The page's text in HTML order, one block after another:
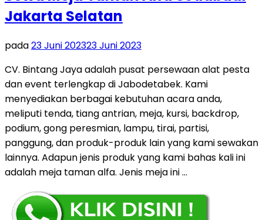
Jakarta Selatan
pada23 Juni 202323 Juni 2023
CV. Bintang Jaya adalah pusat persewaan alat pesta
dan event terlengkap di Jabodetabek. Kami
menyediakan berbagai kebutuhan acara anda,
meliputi tenda, tiang antrian, meja, kursi, backdrop,
podium, gong peresmian, lampu, tirai, partisi,
panggung, dan produk-produk lain yang kami sewakan
lainnya. Adapun jenis produk yang kami bahas kali ini
adalah meja taman alfa. Jenis meja ini …